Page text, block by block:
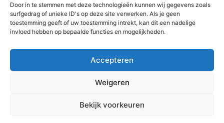
Door in te stemmen met deze technologieën kunnen wij gegevens zoals
surfgedrag of unieke ID's op deze site verwerken. Als je geen
toestemming geeft of uw toestemming intrekt, kan dit een nadelige
invloed hebben op bepaalde functies en mogelijkheden.
Accepteren
Weigeren
Bekijk voorkeuren
TinkerinQ FabLab Houten is tot stand gekomen door de
Krachtfabriek
© 2026 tinkerinQ - WordPress thema door